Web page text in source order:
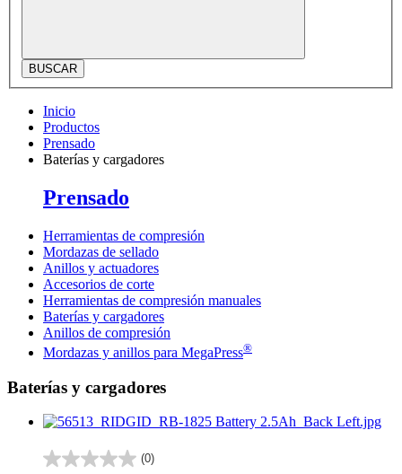
BUSCAR
Inicio
Productos
Prensado
Baterías y cargadores
Prensado
Herramientas de compresión
Mordazas de sellado
Anillos y actuadores
Accesorios de corte
Herramientas de compresión manuales
Baterías y cargadores
Anillos de compresión
Mordazas y anillos para MegaPress®
Baterías y cargadores
(0)
0.0